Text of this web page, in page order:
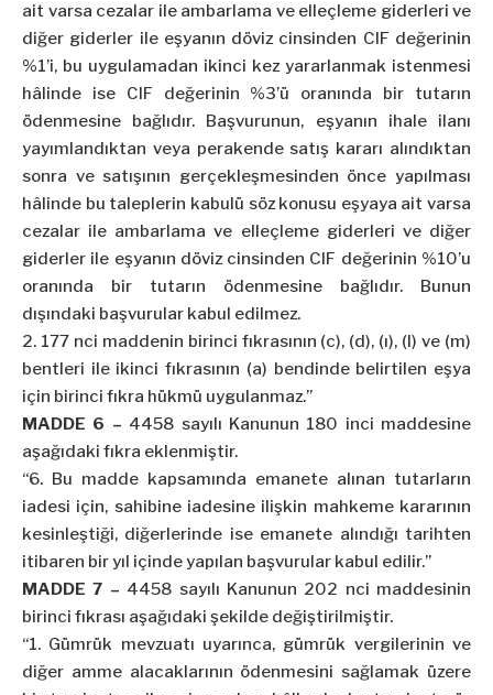
ait varsa cezalar ile ambarlama ve elleçleme giderleri ve
diğer giderler ile eşyanın döviz cinsinden CIF değerinin
%1’i, bu uygulamadan ikinci kez yararlanmak istenmesi
hâlinde ise CIF değerinin %3’ü oranında bir tutarın
ödenmesine bağlıdır. Başvurunun, eşyanın ihale ilanı
yayımlandıktan veya perakende satış kararı alındıktan
sonra ve satışının gerçekleşmesinden önce yapılması
hâlinde bu taleplerin kabulü söz konusu eşyaya ait varsa
cezalar ile ambarlama ve elleçlemegiderleri ve diğer
giderler ile eşyanın döviz cinsinden CIF değerinin %10’u
oranında bir tutarın ödenmesine bağlıdır. Bunun
dışındaki başvurular kabul edilmez.
2. 177 nci maddenin birinci fıkrasının (c), (d), (ı), (l) ve (m)
bentleri ile ikinci fıkrasının (a) bendinde belirtilen eşya
için birinci fıkra hükmü uygulanmaz.”
MADDE 6 – 4458 sayılı Kanunun 180 inci maddesine
aşağıdaki fıkra eklenmiştir.
“6. Bu madde kapsamında emanete alınan tutarların
iadesi için, sahibine iadesine ilişkin mahkeme kararının
kesinleştiği, diğerlerinde ise emanete alındığı tarihten
itibaren bir yıl içinde yapılan başvurular kabul edilir.”
MADDE 7 – 4458 sayılı Kanunun 202 nci maddesinin
birinci fıkrası aşağıdaki şekilde değiştirilmiştir.
“1. Gümrük mevzuatı uyarınca, gümrük vergilerinin ve
diğer amme alacaklarının ödenmesini sağlamak üzere